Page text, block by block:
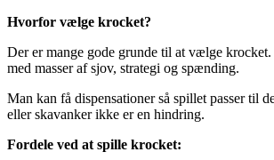
Hvorfor vælge krocket?
Der er mange gode grunde til at vælge
med masser af sjov, strategi og spænding.
Man kan få dispensationer så spillet passer til
eller skavanker ikke er en hindring.
Fordele ved at spille krocket: